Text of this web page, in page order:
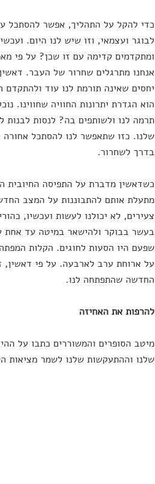
כדי להקל על התהליך, אפשר להסתכל
לבוגר ועצמאי, וזו שיש לנו היום.
ומתקדמים קדימה עם זו שכן? על פי
אנחנו מתרגלים שחרור של העבר.
יחסים שאינה תורמת לנו עוד
הוא הגדרת יתרונות החוויה שחווינו.
תרמה לנו ולשותפים בה? לנסות לבנות
שלנו. כזו שתאפשר לנו להסתכל
בדרך לשחרור.
כשדאשין מדברת על התפיסה החיובית
מתעלת אותם להתבוננות על המצב
צעירים, לא יכולנו לעשות ועכשיו,
בעשר בבוקר ולהישאר במיטה עד
שפעם היו הסעות לחוגים. הקלות
על ארוחת ערב לארבעה. על פי דאשין,
החדשה שהתפתחה לנו.
להרפות את האחיזה
מיטב הסופרים והמשוררים כתבו על
שלנו וההתעקשות שלנו לשמר מציאות